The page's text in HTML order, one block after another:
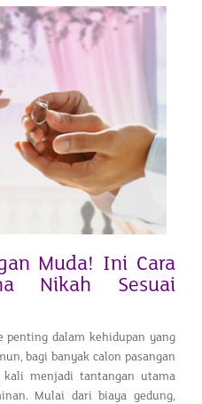
Muda! Ini Cara
Nikah Sesuai
penting dalam kehidupan yang
bagi banyak calon pasangan
menjadi tantangan utama
Mulai dari biaya gedung,